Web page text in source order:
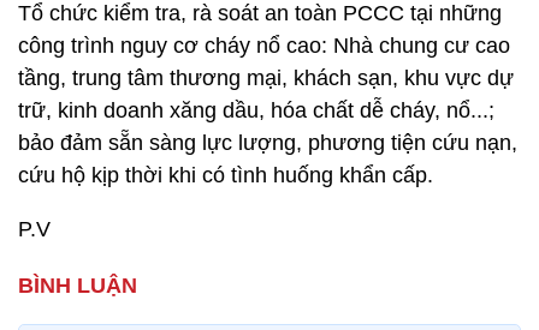
Tổ chức kiểm tra, rà soát an toàn PCCC tại những
công trình nguy cơ cháy nổ cao: Nhà chung cư cao
tầng, trung tâm thương mại, khách sạn, khu vực dự
trữ, kinh doanh xăng dầu, hóa chất dễ cháy, nổ...;
bảo đảm sẵn sàng lực lượng, phương tiện cứu nạn,
cứu hộ kịp thời khi có tình huống khẩn cấp.
P.V